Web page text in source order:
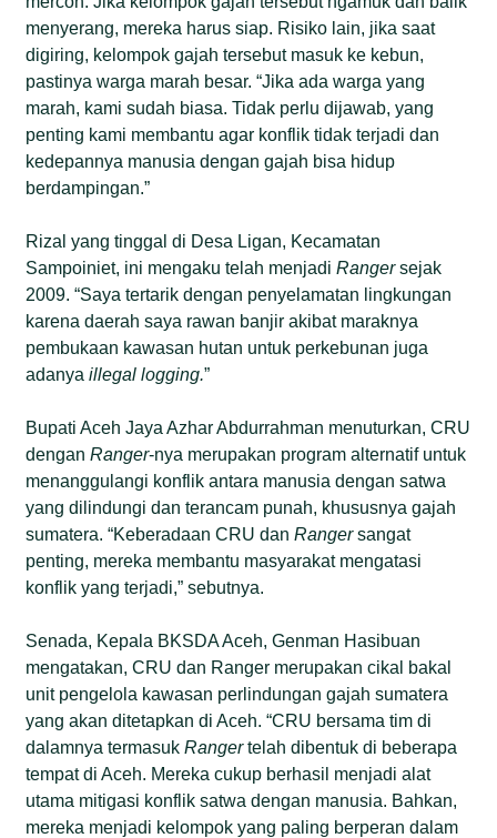
menyerang, mereka harus siap. Risiko lain, jika saat
digiring, kelompok gajah tersebut masuk ke kebun,
pastinya warga marah besar. “Jika ada warga yang
marah, kami sudah biasa. Tidak perlu dijawab, yang
penting kami membantu agar konflik tidak terjadi dan
kedepannya manusia dengan gajah bisa hidup
berdampingan.”
Rizal yang tinggal di Desa Ligan, Kecamatan
Sampoiniet, ini mengaku telah menjadiRangersejak
2009. “Saya tertarik dengan penyelamatan lingkungan
karena daerah saya rawan banjir akibat maraknya
pembukaan kawasan hutan untuk perkebunan juga
adanyaillegal logging.”
Bupati Aceh Jaya Azhar Abdurrahman menuturkan, CRU
denganRanger-nya merupakan program alternatif untuk
menanggulangi konflik antara manusia dengan satwa
yang dilindungi dan terancam punah, khususnya gajah
sumatera. “Keberadaan CRU danRangersangat
penting, mereka membantu masyarakat mengatasi
konflik yang terjadi,” sebutnya.
Senada, Kepala BKSDA Aceh, Genman Hasibuan
mengatakan, CRU dan Ranger merupakan cikal bakal
unit pengelola kawasan perlindungan gajah sumatera
yang akan ditetapkan di Aceh. “CRU bersama tim di
dalamnya termasukRangertelah dibentuk di beberapa
tempat di Aceh. Mereka cukup berhasil menjadi alat
utama mitigasi konflik satwa dengan manusia. Bahkan,
mereka menjadi kelompok yang paling berperan dalam